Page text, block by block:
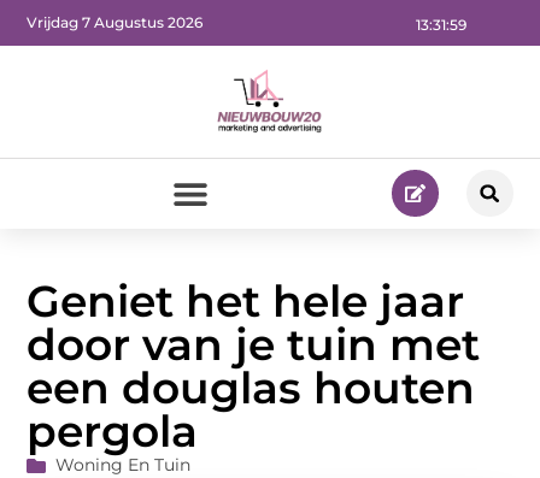
13:32:01
Vrijdag 7 Augustus 2026
Geniet het hele jaar
door van je tuin met
een douglas houten
pergola
Woning En Tuin